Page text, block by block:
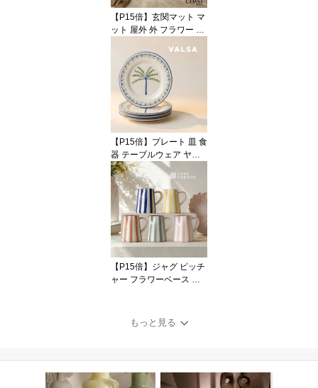
ト 誕生日 記念日 海外イ
ンテリア
【P15倍】玄関マット マ
ット 屋外 外 フラワー 花
ヤー ナチュラル ブラウ
ン ホワイト グリーン 50
x80 大判 大きい ラージ
おしゃれ かわいい 海外
インテリア 輸入 インポ
ート 直輸入 ギフト イン
テリア Coast to Coast
【P15倍】プレート 皿 食
器 テーブルウェア ヤシ
の木 ボタニカル 1枚 4枚
セット リーフ ホワイト
ブルー 陶器 アースンウ
ェア 22cm ハンドメイド
輸入食器 直輸入 インポ
ート 海外インテリア お
しゃれ かわいい モダン
オブジェ ディスプレイ
ギフト VALSA HOME
【P15倍】ジャグ ピッチ
ャー フラワーベース 花
柄 陶器 セラミック ブル
ー グリーン テラコッタ
直輸入 ハンドメイド ポ
もっと見る